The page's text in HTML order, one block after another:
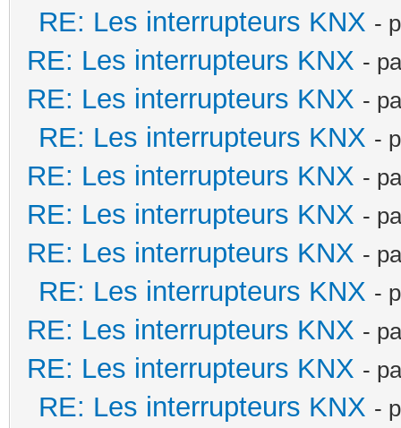
RE: Les interrupteurs KNX -
RE: Les interrupteurs KNX -
RE: Les interrupteurs KNX -
RE: Les interrupteurs KNX -
RE: Les interrupteurs KNX -
RE: Les interrupteurs KNX -
RE: Les interrupteurs KNX -
RE: Les interrupteurs KNX -
RE: Les interrupteurs KNX -
RE: Les interrupteurs KNX -
RE: Les interrupteurs KNX -